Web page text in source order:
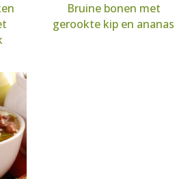
Bruine bonen met
gerookte kip en ananas